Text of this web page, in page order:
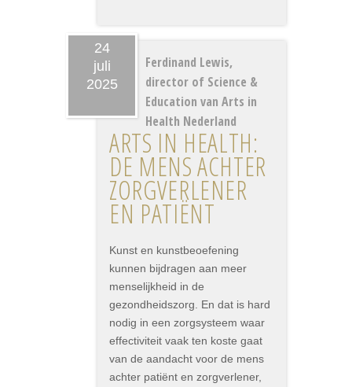
24
juli
2025
Ferdinand Lewis,
director of Science &
Education van Arts in
Health Nederland
ARTS IN HEALTH:
DE MENS ACHTER
ZORGVERLENER
EN PATIËNT
Kunst en kunstbeoefening
kunnen bijdragen aan meer
menselijkheid in de
gezondheidszorg. En dat is hard
nodig in een zorgsysteem waar
effectiviteit vaak ten koste gaat
van de aandacht voor de mens
achter patiënt en zorgverlener,